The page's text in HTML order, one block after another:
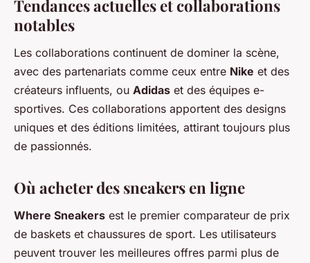
Tendances actuelles et collaborations
notables
Les collaborations continuent de dominer la scène,
avec des partenariats comme ceux entre Nike et des
créateurs influents, ou Adidas et des équipes e-
sportives. Ces collaborations apportent des designs
uniques et des éditions limitées, attirant toujours plus
de passionnés.
Où acheter des sneakers en ligne
Where Sneakers est le premier comparateur de prix
de baskets et chaussures de sport. Les utilisateurs
peuvent trouver les meilleures offres parmi plus de